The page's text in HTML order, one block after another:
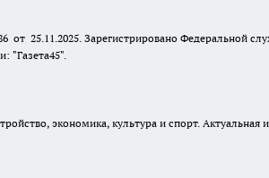
25.11.2025. Зарегистрировано Федеральной
"Газета45".
экономика, культура и спорт.